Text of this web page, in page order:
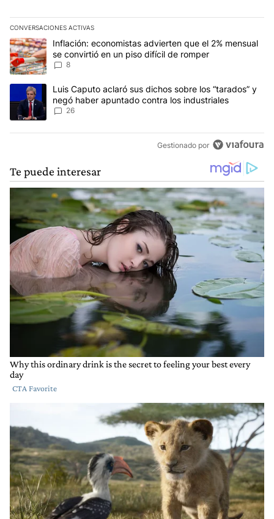
CONVERSACIONES ACTIVAS
Este listado muestra los artículos con más comentarios en los
Un artículo de tendencia con el título "Inflación: economistas
Inflación: economistas advierten que el 2% mensual
se convirtió en un piso difícil de romper
8
Un artículo de tendencia con el título "Luis Caputo aclaró sus
Luis Caputo aclaró sus dichos sobre los “tarados” y
negó haber apuntado contra los industriales
26
Gestionado por